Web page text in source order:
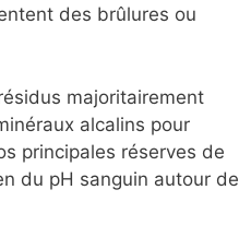
des brûlures ou
majoritairement
alcalins pour
principales réserves de
du pH sanguin autour de